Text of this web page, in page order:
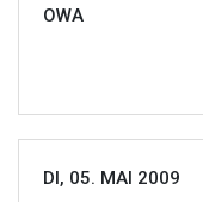
OWA
DI, 05. MAI 2009